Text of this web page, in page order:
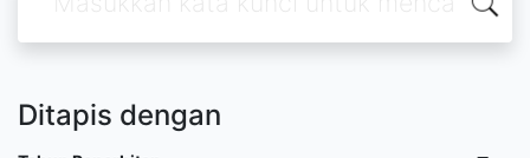
Ditapis dengan